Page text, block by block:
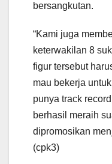
bersangkutan.
“Kami juga
keterwakilan 8
figur tersebut
mau bekerja
punya track
berhasil meraih
dipromosikan
(cpk3)